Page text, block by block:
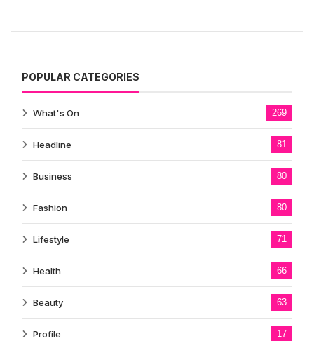
POPULAR CATEGORIES
What's On 269
Headline 81
Business 80
Fashion 80
Lifestyle 71
Health 66
Beauty 63
Profile 17